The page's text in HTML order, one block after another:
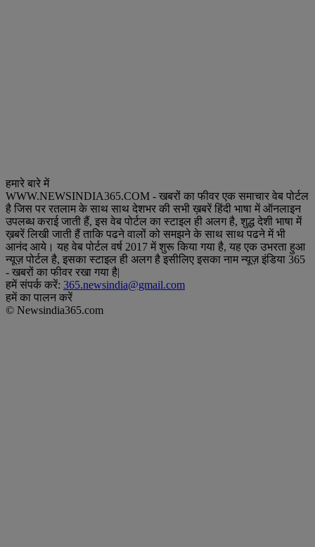
हमारे बारे में
WWW.NEWSINDIA365.COM - खबरों का फीवर एक समाचार वेब पोर्टल
है जिस पर रतलाम के साथ साथ देशभर की सभी ख़बरें हिंदी भाषा में ऑनलाइन
उपलब्ध कराई जाती हैं, इस वेब पोर्टल का स्टाइल ही अलग है, शुद्ध देशी भाषा में
ख़बरें लिखी जाती हैं ताकि पढने वालों को समझने के साथ साथ पढने में भी
आनंद आये। यह वेब पोर्टल वर्ष 2017 में शुरू किया गया है, यह एक उभरता हुआ
न्यूज़ पोर्टल है, इसका स्टाइल ही अलग है इसीलिए इसका नाम न्यूज़ इंडिया 365
- खबरों का फीवर रखा गया है|
हमें संपर्क करें: 365.newsindia@gmail.com
हमें का पालन करें
© Newsindia365.com